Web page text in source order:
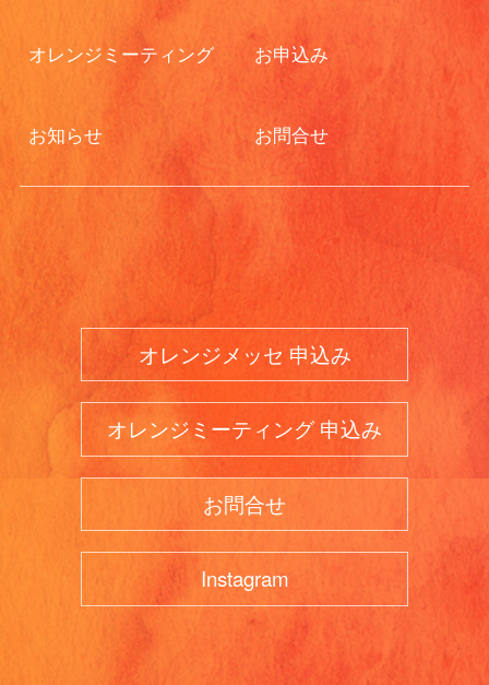
オレンジミーティング お申込み
お知らせ お問合せ
オレンジメッセ 申込み
オレンジミーティング 申込み
お問合せ
Instagram